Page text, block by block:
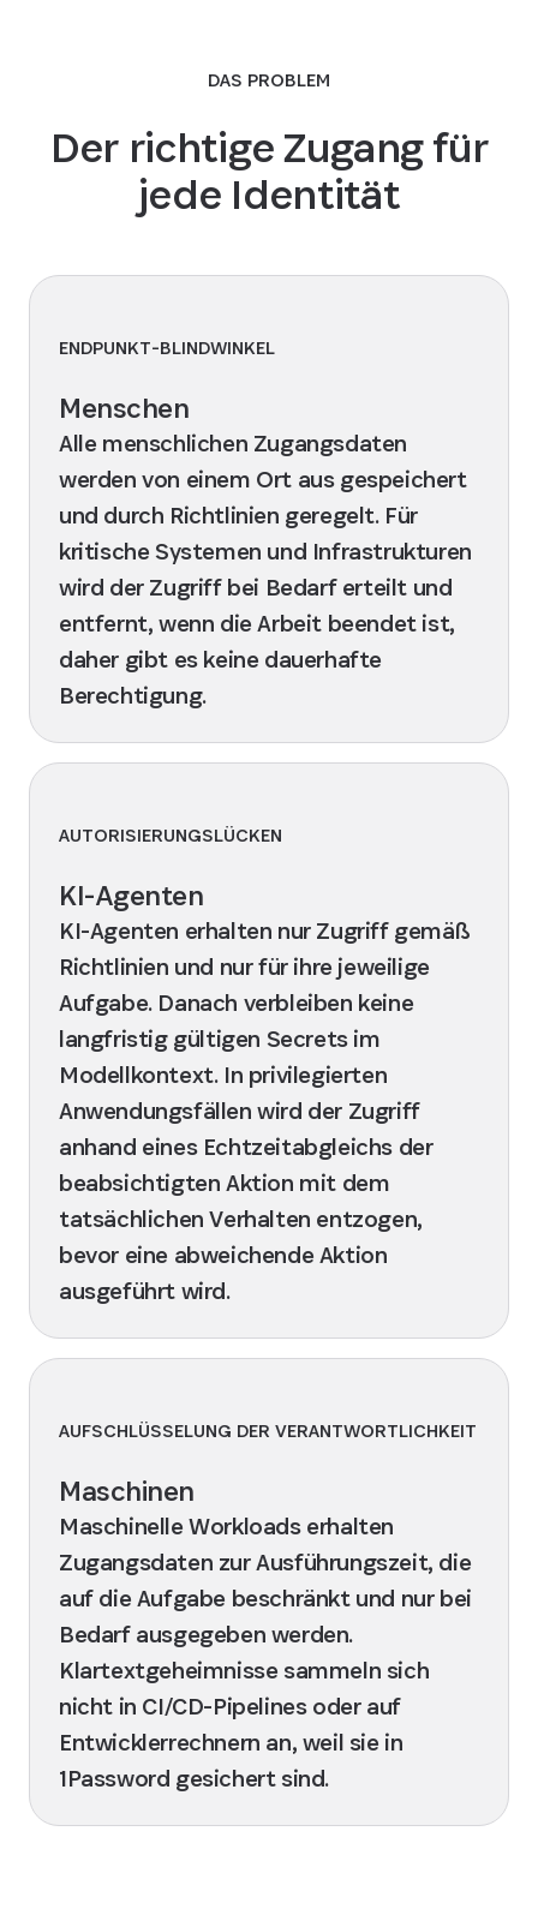
DAS PROBLEM
Der richtige Zugang für
jede Identität
ENDPUNKT-BLINDWINKEL
Menschen
Alle menschlichen Zugangsdaten
werden von einem Ort aus gespeichert
und durch Richtlinien geregelt. Für
kritische Systemen und Infrastrukturen
wird der Zugriff bei Bedarf erteilt und
entfernt, wenn die Arbeit beendet ist,
daher gibt es keine dauerhafte
Berechtigung.
AUTORISIERUNGSLÜCKEN
KI-Agenten
KI-Agenten erhalten nur Zugriff gemäß
Richtlinien und nur für ihre jeweilige
Aufgabe. Danach verbleiben keine
langfristig gültigen Secrets im
Modellkontext. In privilegierten
Anwendungsfällen wird der Zugriff
anhand eines Echtzeitabgleichs der
beabsichtigten Aktion mit dem
tatsächlichen Verhalten entzogen,
bevor eine abweichende Aktion
ausgeführt wird.
AUFSCHLÜSSELUNG DER VERANTWORTLICHKEIT
Maschinen
Maschinelle Workloads erhalten
Zugangsdaten zur Ausführungszeit, die
auf die Aufgabe beschränkt und nur bei
Bedarf ausgegeben werden.
Klartextgeheimnisse sammeln sich
nicht in CI/CD-Pipelines oder auf
Entwicklerrechnern an, weil sie in
1Password gesichert sind.